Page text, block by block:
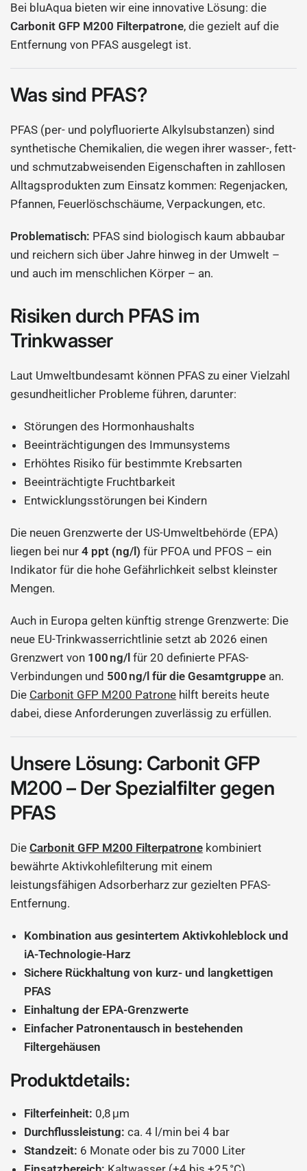
Bei bluAqua bieten wir eine innovative Lösung: die
Carbonit GFP M200 Filterpatrone, die gezielt auf die
Entfernung von PFAS ausgelegt ist.
Was sind PFAS?
PFAS (per- und polyfluorierte Alkylsubstanzen) sind
synthetische Chemikalien, die wegen ihrer wasser-, fett-
und schmutzabweisenden Eigenschaften in zahllosen
Alltagsprodukten zum Einsatz kommen: Regenjacken,
Pfannen, Feuerlöschschäume, Verpackungen, etc.
Problematisch: PFAS sind biologisch kaum abbaubar
und reichern sich über Jahre hinweg in der Umwelt –
und auch im menschlichen Körper – an.
Risiken durch PFAS im
Trinkwasser
Laut Umweltbundesamt können PFAS zu einer Vielzahl
gesundheitlicher Probleme führen, darunter:
Störungen des Hormonhaushalts
Beeinträchtigungen des Immunsystems
Erhöhtes Risiko für bestimmte Krebsarten
Beeinträchtigte Fruchtbarkeit
Entwicklungsstörungen bei Kindern
Die neuen Grenzwerte der US-Umweltbehörde (EPA)
liegen bei nur4 ppt (ng/l) für PFOA und PFOS – ein
Indikator für die hohe Gefährlichkeit selbst kleinster
Mengen.
Auch in Europa gelten künftig strenge Grenzwerte: Die
neue EU-Trinkwasserrichtlinie setzt ab 2026 einen
Grenzwert von 100 ng/lfür 20 definierte PFAS-
Verbindungen und 500 ng/l für die Gesamtgruppe an.
Die Carbonit GFP M200 Patrone hilft bereits heute
dabei, diese Anforderungen zuverlässig zu erfüllen.
Unsere Lösung: Carbonit GFP
M200 – Der Spezialfilter gegen
PFAS
DieCarbonit GFP M200 Filterpatrone kombiniert
bewährte Aktivkohlefilterung mit einem
leistungsfähigen Adsorberharz zur gezielten PFAS-
Entfernung.
Kombination aus gesintertem Aktivkohleblock und
iA-Technologie-Harz
Sichere Rückhaltung von kurz- und langkettigen
PFAS
Einhaltung der EPA-Grenzwerte
Einfacher Patronentausch in bestehenden
Filtergehäusen
Produktdetails:
Filterfeinheit: 0,8 μm
Durchflussleistung: ca. 4 l/min bei 4 bar
Standzeit: 6 Monate oder bis zu 7000 Liter